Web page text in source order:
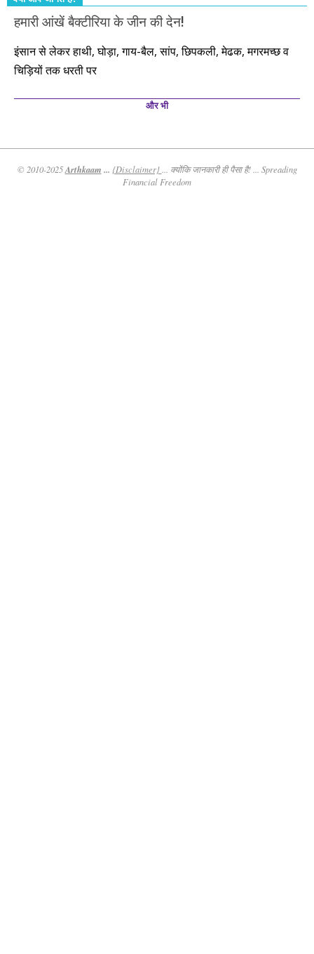
हमारी आंखें बैक्टीरिया के जीन की देन!
इंसान से लेकर हाथी, घोड़ा, गाय-बैल, सांप, छिपकली, मेढक, मगरमच्छ व
चिड़ियों तक धरती पर
और भी
© 2010-2025Arthkaam ... {Disclaimer}... क्योंकि जानकारी ही पैसा है! ... Spreading
Financial Freedom